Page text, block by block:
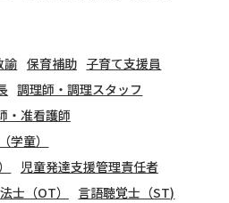
諭 保育補助 子育て支援員
調理師・調理スタッフ
・准看護師
学童）
児童発達支援管理責任者
士（OT）
言語聴覚士（ST)